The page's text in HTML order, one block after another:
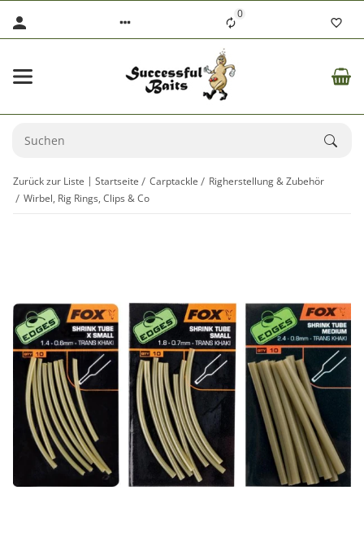
0
Zurück zur Liste Startseite Carptackle
Righerstellung & Zubehör
Wirbel, Rig Rings, Clips & Co